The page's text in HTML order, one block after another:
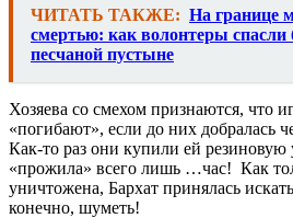
ЧИТАТЬ ТАКЖЕ: На границе
смертью: как волонтеры спасли
песчаной пустыне
Хозяева со смехом признаются, что
«погибают», если до них добралась
Как-то раз они купили ей резиновую
«прожила» всего лишь …час! Как
уничтожена, Бархат принялась
конечно, шуметь!